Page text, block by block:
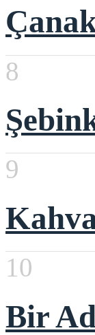
8
9
10
Bir